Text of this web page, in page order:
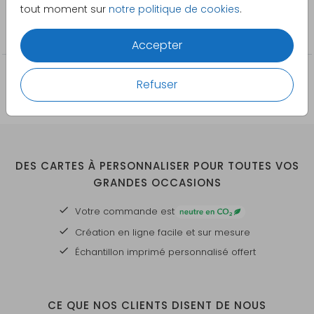
tout moment sur notre politique de cookies.
Accepter
Refuser
Catégorie
Faire-part de naissance
DES CARTES À PERSONNALISER POUR TOUTES VOS
GRANDES OCCASIONS
Votre commande est
Création en ligne facile et sur mesure
Échantillon imprimé personnalisé offert
CE QUE NOS CLIENTS DISENT DE NOUS